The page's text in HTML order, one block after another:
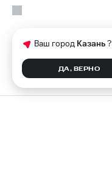
Ваш город Казань?
ДА, ВЕРНО